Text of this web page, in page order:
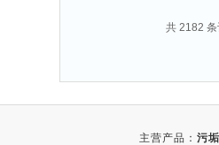
共 2182
主营产品： 污